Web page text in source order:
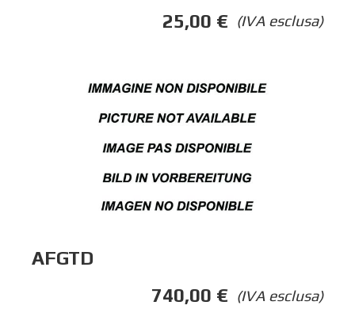
(IVA esclusa)
25,00 €
AFGTD
(IVA esclusa)
740,00 €